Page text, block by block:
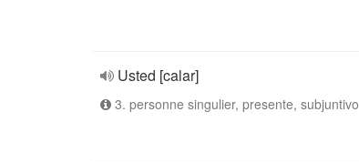
Usted [calar]
3. personne singulier, presente, subjuntivo